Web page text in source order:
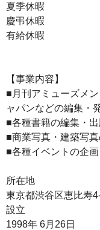
夏季休暇
慶弔休暇
有給休暇
【事業内容】
■月刊アミューズメ
ャパンなどの編集・
■各種書籍の編集・出
■商業写真・建築写
■各種イベントの企
所在地
東京都渋谷区恵比寿
設立
1998年 6月26日